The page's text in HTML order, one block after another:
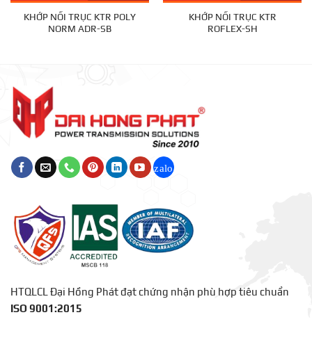
KHỚP NỐI TRỤC KTR POLY
NORM ADR-SB
KHỚP NỐI TRỤC KTR
ROFLEX-SH
HTQLCL Đại Hồng Phát đạt chứng nhận phù hợp tiêu chuẩn
ISO 9001:2015